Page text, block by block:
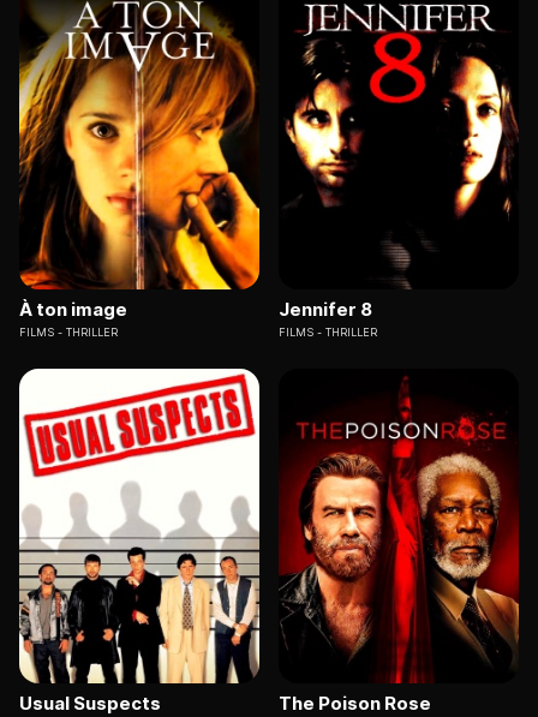
À ton image
FILMS THRILLER
Jennifer 8
FILMS THRILLER
Usual Suspects The Poison Rose